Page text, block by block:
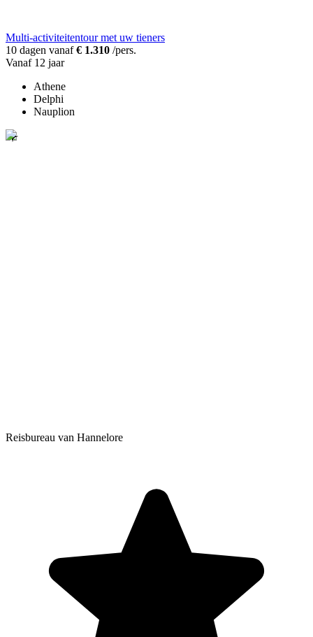
Multi-activiteitentour met uw tieners
10 dagen vanaf€ 1.310 /pers.
Vanaf 12 jaar
Athene
Delphi
Nauplion
Reisbureau van Hannelore